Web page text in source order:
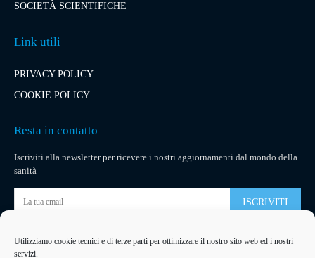
Utilizziamo cookie tecnici e di terze parti per ottimizzare il nostro sito web ed i nostri
servizi.
SOCIETÀ SCIENTIFICHE
Link utili
PRIVACY POLICY
COOKIE POLICY
Resta in contatto
Iscriviti alla newsletter per ricevere i nostri aggiornamenti dal mondo della
sanità
ISCRIVITI
Pubblicità